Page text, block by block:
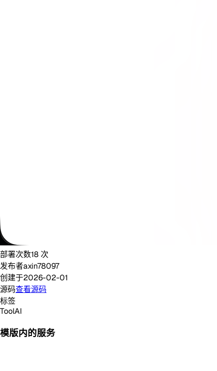
部署次数18 次
发布者axin78097
创建于2026-02-01
源码查看源码
标签
ToolAI
模版内的服务